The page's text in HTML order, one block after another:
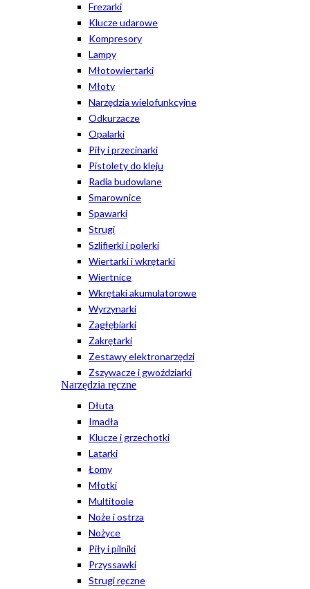
Frezarki
Klucze udarowe
Kompresory
Lampy
Młotowiertarki
Młoty
Narzędzia wielofunkcyjne
Odkurzacze
Opalarki
Piły i przecinarki
Pistolety do kleju
Radia budowlane
Smarownice
Spawarki
Strugi
Szlifierki i polerki
Wiertarki i wkrętarki
Wiertnice
Wkrętaki akumulatorowe
Wyrzynarki
Zagłębiarki
Zakrętarki
Zestawy elektronarzędzi
Zszywacze i gwoździarki
Narzędzia ręczne
Dłuta
Imadła
Klucze i grzechotki
Latarki
Łomy
Młotki
Multitoole
Noże i ostrza
Nożyce
Piły i pilniki
Przyssawki
Strugi ręczne